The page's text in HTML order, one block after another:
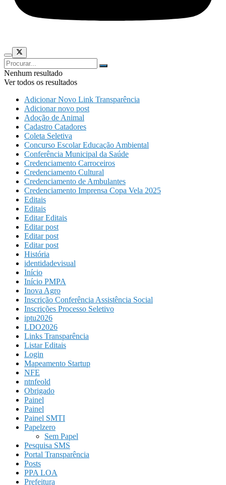
Nenhum resultado
Ver todos os resultados
Adicionar Novo Link Transparência
Adicionar novo post
Adoção de Animal
Cadastro Catadores
Coleta Seletiva
Concurso Escolar Educação Ambiental
Conferência Municipal da Saúde
Credenciamento Carroceiros
Credenciamento Cultural
Credenciamento de Ambulantes
Credenciamento Imprensa Copa Vela 2025
Editais
Editais
Editar Editais
Editar post
Editar post
Editar post
História
identidadevisual
Início
Início PMPA
Inova Agro
Inscrição Conferência Assistência Social
Inscrições Processo Seletivo
iptu2026
LDO2026
Links Transparência
Listar Editais
Login
Mapeamento Startup
NFE
ntnfeold
Obrigado
Painel
Painel
Painel SMTI
Papelzero
Sem Papel
Pesquisa SMS
Portal Transparência
Posts
PPA LOA
Prefeitura